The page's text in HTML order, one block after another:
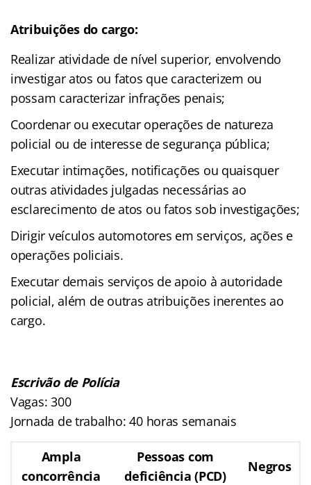
Atribuições do cargo:
Realizar atividade de nível superior, envolvendo
investigar atos ou fatos que caracterizem ou
possam caracterizar infrações penais;
Coordenar ou executar operações de natureza
policial ou de interesse de segurança pública;
Executar intimações, notificações ou quaisquer
outras atividades julgadas necessárias ao
esclarecimento de atos ou fatos sob investigações;
Dirigir veículos automotores em serviços, ações e
operações policiais.
Executar demais serviços de apoio à autoridade
policial, além de outras atribuições inerentes ao
cargo.
Escrivão de Polícia
Vagas: 300
Jornada de trabalho: 40 horas semanais
Ampla
concorrência
Pessoas com
deficiência (PCD)
Negros